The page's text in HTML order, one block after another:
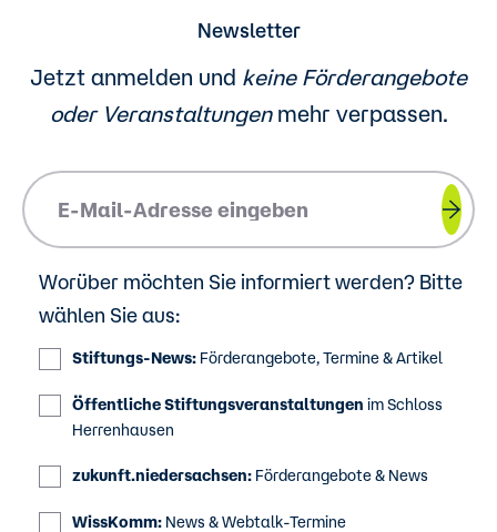
Newsletter
Jetzt anmelden und keine Förderangebote
oder Veranstaltungen mehr verpassen.
Worüber möchten Sie informiert werden? Bitte
wählen Sie aus:
Stiftungs-News: Förderangebote, Termine & Artikel
Öffentliche Stiftungsveranstaltungen im Schloss
Herrenhausen
zukunft.niedersachsen: Förderangebote & News
WissKomm: News & Webtalk-Termine